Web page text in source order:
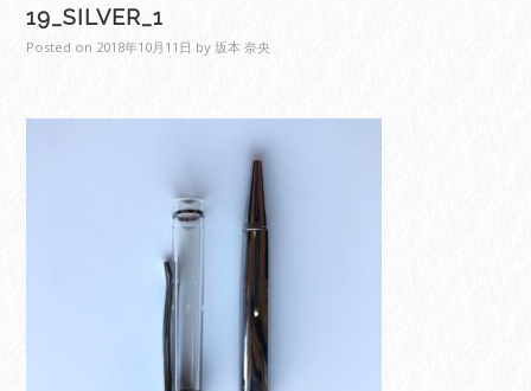
19_SILVER_1
Posted on 2018年10月11日 by坂本 奈央